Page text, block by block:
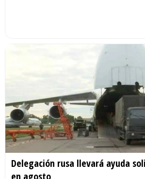
Delegación rusa llevará ayuda